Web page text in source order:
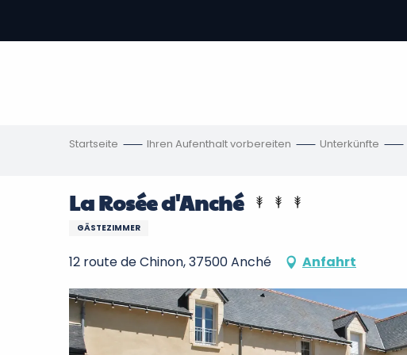
contenu
Startseite Ihren Aufenthalt vorbereiten Unterkünfte
La Rosée d'Anché
GÄSTEZIMMER
12 route de Chinon, 37500 Anché Anfahrt